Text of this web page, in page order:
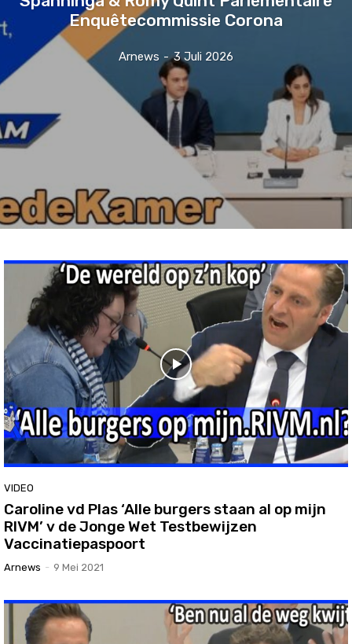
Enquêtecommissie Corona
Arnews - 3 Juli 2026
VIDEO
Caroline vd Plas ‘Alle burgers staan al op mijn
RIVM’ v de Jonge Wet Testbewijzen
Vaccinatiepaspoort
Arnews - 9 Mei 2021